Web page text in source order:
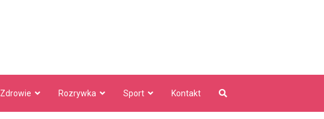
Zdrowie Rozrywka Sport Kontakt